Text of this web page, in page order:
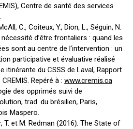
Centre de santé des services
C., Coiteux, Y., Dion, L., Séguin, N.
d’être frontaliers : quand les
sont au centre de l’intervention : un
participative et évaluative réalisé
itinérante du CSSS de Laval, Rapport
Repéré à : www.cremis.ca
des opprimés suivi de
trad. du brésilien, Paris,
Maspero.
T. et M. Redman (2016). The State of